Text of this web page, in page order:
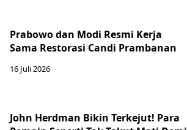
Prabowo dan Modi Resmi Kerja
Sama Restorasi Candi Prambanan
16 Juli 2026
John Herdman Bikin Terkejut! Para